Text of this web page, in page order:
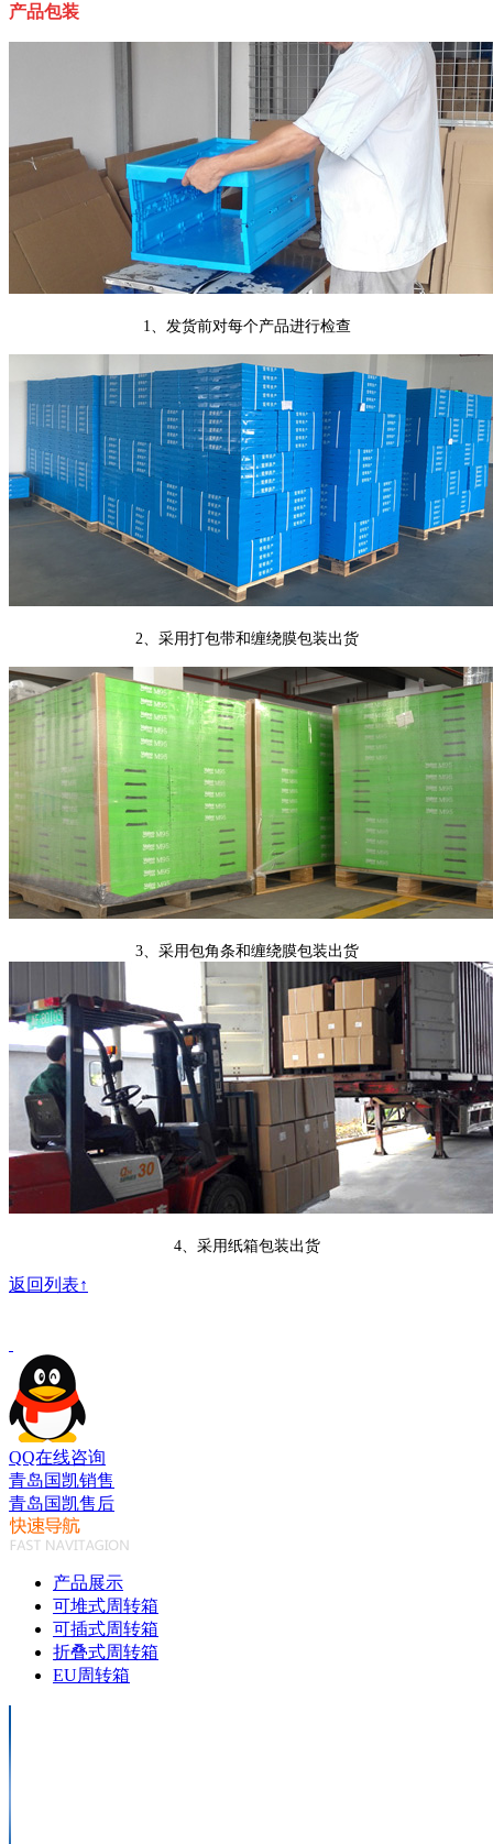
产品包装
1、发货前对每个产品进行检查
2、采用打包带和缠绕膜包装出货
3、采用包角条和缠绕膜包装出货
4、采用纸箱包装出货
返回列表↑
QQ在线咨询
青岛国凯销售
青岛国凯售后
产品展示
可堆式周转箱
可插式周转箱
折叠式周转箱
EU周转箱